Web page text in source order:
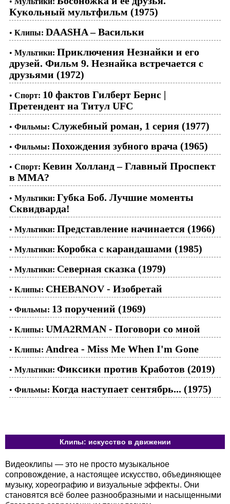
Кукольный мультфильм (1975)
• Клипы: DAASHA – Васильки
• Мультики: Приключения Незнайки и его
друзей. Фильм 9. Незнайка встречается с
друзьями (1972)
• Спорт: 10 фактов Гилберт Бернс |
Претендент на Титул UFC
• Фильмы: Служебный роман, 1 серия (1977)
• Фильмы: Похождения зубного врача (1965)
• Спорт: Кевин Холланд – Главный Проспект
в ММА?
• Мультики: Губка Боб. Лучшие моменты
Сквидварда!
• Мультики: Представление начинается (1966)
• Мультики: Коробка с карандашами (1985)
• Мультики: Северная сказка (1979)
• Клипы: CHEBANOV - Изобретай
• Фильмы: 13 поручений (1969)
• Клипы: UMA2RMAN - Поговори со мной
• Клипы: Andrea - Miss Me When I'm Gone
• Мультики: Фиксики против Кработов (2019)
• Фильмы: Когда наступает сентябрь... (1975)
Клипы: искусство в движении
Видеоклипы — это не просто музыкальное
сопровождение, а настоящее искусство, объединяющее
музыку, хореографию и визуальные эффекты. Они
становятся всё более разнообразными и насыщенными